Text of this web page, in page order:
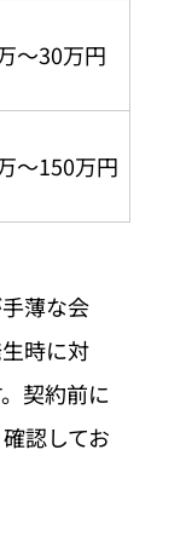
〜30万円
〜150万円
薄な会
時に対
契約前に
認してお